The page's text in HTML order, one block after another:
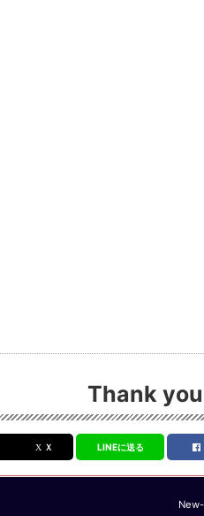
Thank
Ｘ LINEに送る